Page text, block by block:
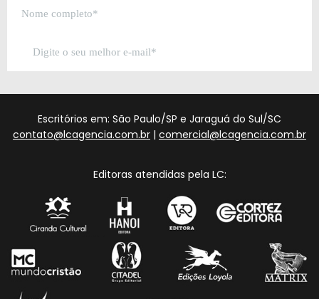
Escritórios em: São Paulo/SP e Jaraguá do Sul/SC
contato@lcagencia.com.br | comercial@lcagencia.com.br
Editoras atendidas pela LC: